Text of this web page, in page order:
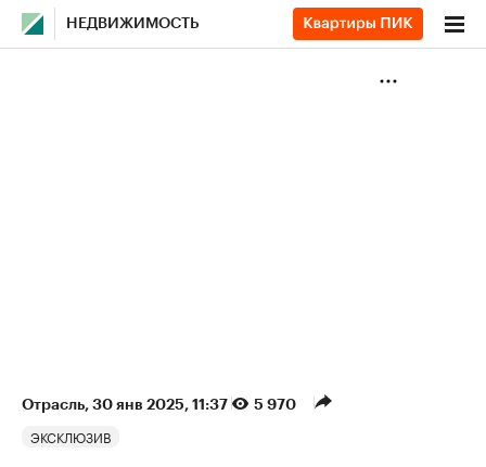
НЕДВИЖИМОСТЬ
Отрасль⁠, 30 янв 2025, 11:37 5 970
ЭКСКЛЮЗИВ